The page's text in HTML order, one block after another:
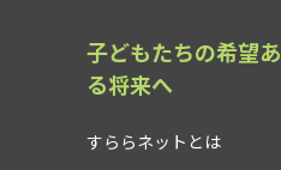
子どもたちの希望あ
る将来へ
すららネットとは